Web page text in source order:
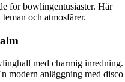
för bowlingentusiaster. Här
och atmosfärer.
med charmig inredning.
modern anläggning med disco